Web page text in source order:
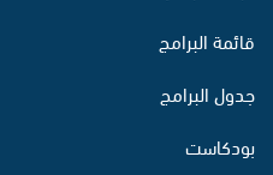
قائمة البرامج
جدول البرامج
بودكاست